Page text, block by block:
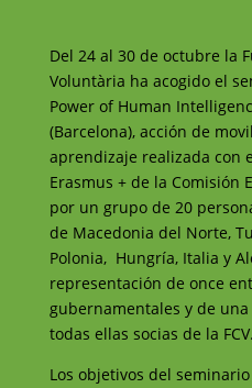
Del 24 al 30 de octubre la
Voluntària ha acogido el
Power of Human
(Barcelona), acción de
aprendizaje realizada con
Erasmus + de la Comisión
por un grupo de 20
de Macedonia del Norte,
Polonia, Hungría, Italia y
representación de once
gubernamentales y de
todas ellas socias de la FCV.
Los objetivos del